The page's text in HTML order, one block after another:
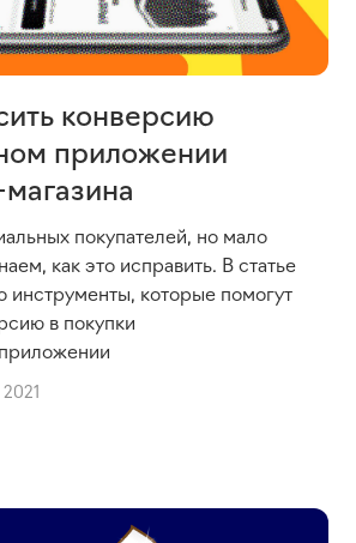
конверсию
приложении
покупателей, но мало
как это исправить. В статье
инструменты, которые помогут
в покупки